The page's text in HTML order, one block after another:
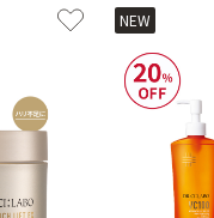
マ
商品カテゴ
NEW